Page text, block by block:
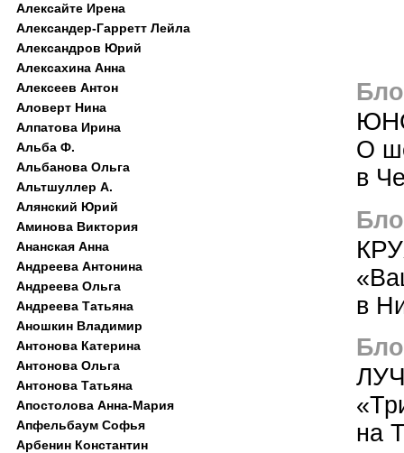
О
в
в
на
Алексайте Ирена
Александер-Гарретт Лейла
Александров Юрий
Алексахина Анна
Алексеев Антон
Аловерт Нина
Алпатова Ирина
Альба Ф.
Альбанова Ольга
Альтшуллер А.
Алянский Юрий
Аминова Виктория
Ананская Анна
Андреева Антонина
Андреева Ольга
Андреева Татьяна
Аношкин Владимир
Антонова Катерина
Антонова Ольга
Антонова Татьяна
Апостолова Анна-Мария
Апфельбаум Софья
Арбенин Константин